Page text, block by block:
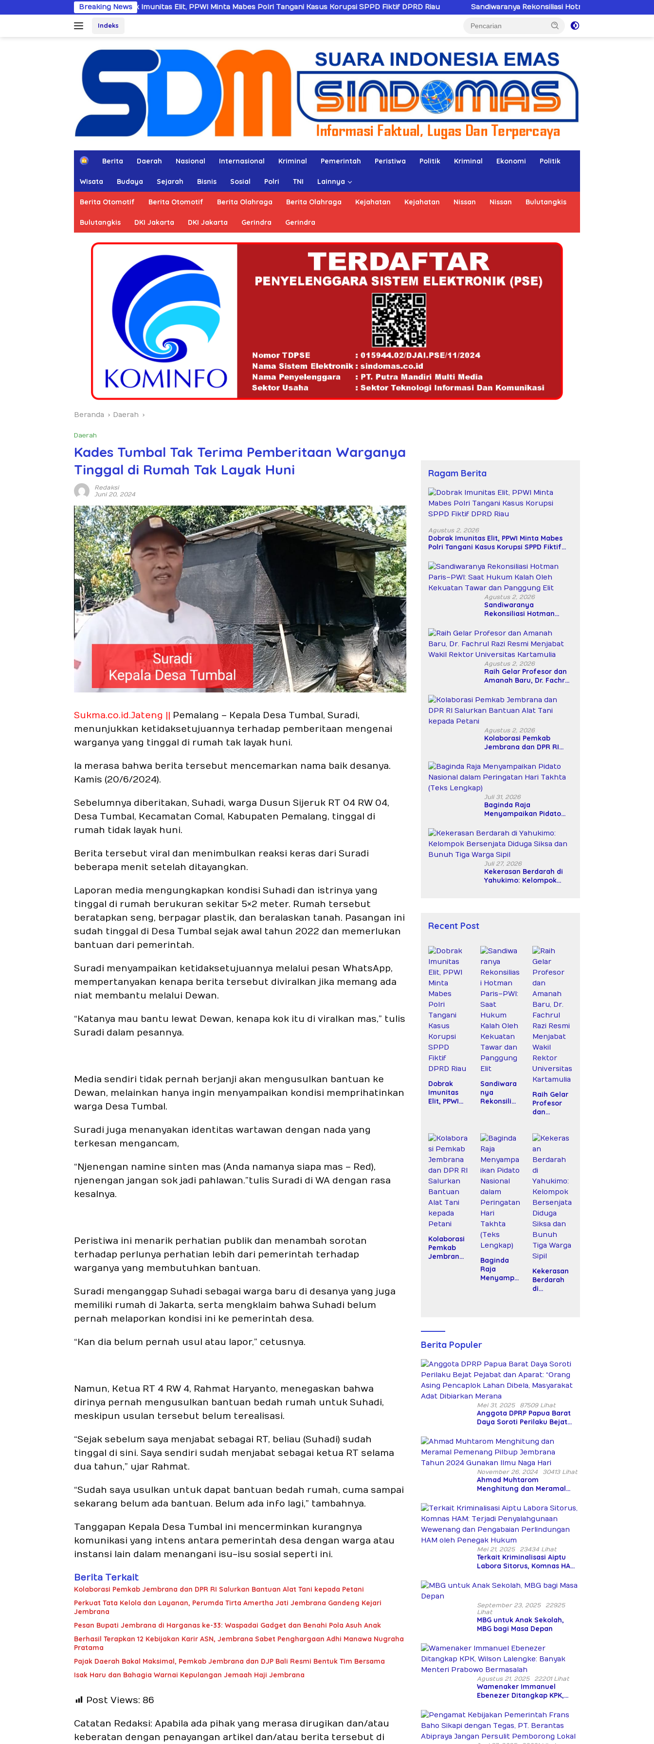
ke
Breaking News
Dobrak Imunitas Elit, PPWI Minta Mabes Polri Tangani Kasus Korupsi SPPD Fiktif DPRD Riau Sandiwaranya Rekonsiliasi Hotman Paris–PWI: Saat Hukum Kalah Oleh
Indeks
H
e
Berita Daerah Nasional Internasional Kriminal Pemerintah Peristiwa Politik Kriminal Ekonomi Politik
Wisata Budaya Sejarah Bisnis Sosial Polri TNI Lainnya
Berita Otomotif Berita Otomotif Berita Olahraga Berita Olahraga Kejahatan Kejahatan Nissan Nissan Bulutangkis
Bulutangkis DKI Jakarta DKI Jakarta Gerindra Gerindra
Beranda Daerah
Daerah
Kades Tumbal Tak Terima Pemberitaan Warganya
Tinggal di Rumah Tak Layak Huni
Redaksi
Juni 20, 2024
Sukma.co.id.Jateng || Pemalang – Kepala Desa Tumbal, Suradi,
menunjukkan ketidaksetujuannya terhadap pemberitaan mengenai
warganya yang tinggal di rumah tak layak huni.
Ia merasa bahwa berita tersebut mencemarkan nama baik desanya.
Kamis (20/6/2024).
Sebelumnya diberitakan, Suhadi, warga Dusun Sijeruk RT 04 RW 04,
Desa Tumbal, Kecamatan Comal, Kabupaten Pemalang, tinggal di
rumah tidak layak huni.
Berita tersebut viral dan menimbulkan reaksi keras dari Suradi
beberapa menit setelah ditayangkan.
Laporan media mengungkapkan kondisi Suhadi dan istrinya yang
tinggal di rumah berukuran sekitar 5×2 meter. Rumah tersebut
beratapkan seng, berpagar plastik, dan beralaskan tanah. Pasangan ini
sudah tinggal di Desa Tumbal sejak awal tahun 2022 dan memerlukan
bantuan dari pemerintah.
Suradi menyampaikan ketidaksetujuannya melalui pesan WhatsApp,
mempertanyakan kenapa berita tersebut diviralkan jika memang ada
niat membantu melalui Dewan.
“Katanya mau bantu lewat Dewan, kenapa kok itu di viralkan mas,” tulis
Suradi dalam pesannya.
Media sendiri tidak pernah berjanji akan mengusulkan bantuan ke
Dewan, melainkan hanya ingin menyampaikan kondisi memprihatinkan
warga Desa Tumbal.
Suradi juga menanyakan identitas wartawan dengan nada yang
terkesan mengancam,
“Njenengan namine sinten mas (Anda namanya siapa mas – Red),
njenengan jangan sok jadi pahlawan.”tulis Suradi di WA dengan rasa
kesalnya.
Peristiwa ini menarik perhatian publik dan menambah sorotan
terhadap perlunya perhatian lebih dari pemerintah terhadap
warganya yang membutuhkan bantuan.
Suradi menganggap Suhadi sebagai warga baru di desanya yang juga
memiliki rumah di Jakarta, serta mengklaim bahwa Suhadi belum
pernah melaporkan kondisi ini ke pemerintah desa.
“Kan dia belum pernah usul atau lapor,” cetusnya.
Namun, Ketua RT 4 RW 4, Rahmat Haryanto, menegaskan bahwa
dirinya pernah mengusulkan bantuan bedah rumah untuk Suhadi,
meskipun usulan tersebut belum terealisasi.
“Sejak sebelum saya menjabat sebagai RT, beliau (Suhadi) sudah
tinggal di sini. Saya sendiri sudah menjabat sebagai ketua RT selama
dua tahun,” ujar Rahmat.
“Sudah saya usulkan untuk dapat bantuan bedah rumah, cuma sampai
sekarang belum ada bantuan. Belum ada info lagi,” tambahnya.
Tanggapan Kepala Desa Tumbal ini mencerminkan kurangnya
komunikasi yang intens antara pemerintah desa dengan warga atau
instansi lain dalam menangani isu-isu sosial seperti ini.
Berita Terkait
Kolaborasi Pemkab Jembrana dan DPR RI Salurkan Bantuan Alat Tani kepada Petani
Perkuat Tata Kelola dan Layanan, Perumda Tirta Amertha Jati Jembrana Gandeng Kejari
Jembrana
Pesan Bupati Jembrana di Harganas ke-33: Waspadai Gadget dan Benahi Pola Asuh Anak
Berhasil Terapkan 12 Kebijakan Karir ASN, Jembrana Sabet Penghargaan Adhi Manawa Nugraha
Pratama
Pajak Daerah Bakal Maksimal, Pemkab Jembrana dan DJP Bali Resmi Bentuk Tim Bersama
Isak Haru dan Bahagia Warnai Kepulangan Jemaah Haji Jembrana
Post Views: 86
Catatan Redaksi: Apabila ada pihak yang merasa dirugikan dan/atau
keberatan dengan penayangan artikel dan/atau berita tersebut di
Ragam Berita
Agustus 2, 2026
Dobrak Imunitas Elit, PPWI Minta Mabes
Polri Tangani Kasus Korupsi SPPD Fiktif
Agustus 2, 2026
Sandiwaranya
Rekonsiliasi Hotman
Kalah Oleh Kekuatan
Tawar dan Panggung Elit
Agustus 2, 2026
Raih Gelar Profesor dan
Amanah Baru, Dr. Fachrul
Wakil Rektor Universitas
Kartamulia
Agustus 2, 2026
Kolaborasi Pemkab
Jembrana dan DPR RI
Tani kepada Petani
Juli 31, 2026
Baginda Raja
Menyampaikan Pidato
Peringatan Hari Takhta
(Teks Lengkap)
Juli 27, 2026
Kekerasan Berdarah di
Yahukimo: Kelompok
Recent Post
Dobrak
Imunitas
Elit, PPWI
Kasus
Korupsi
SPPD Fiktif
DPRD Riau
Sandiwara
nya
Rekonsilias
Hukum
Kalah Oleh
Kekuatan
Tawar dan
Panggung
Elit
Raih Gelar
Profesor
dan
Fachrul
Razi Resmi
Menjabat
Wakil
Rektor
Universitas
Kartamulia
Kolaborasi
Pemkab
Jembrana
Baginda
Raja
Menyampa
Kekerasan
Berdarah
di
Berita Populer
Mei 31, 2025 87509 Lihat
Anggota DPRP Papua Barat
Daya Soroti Perilaku Bejat
Asing Pencaplok Lahan
Dibela, Masyarakat Adat
Dibiarkan Merana
November 26, 2024 30413 Lihat
Ahmad Muhtarom
Menghitung dan Meramal
Tahun 2024 Gunakan Ilmu
Naga Hari
Mei 21, 2025 23434 Lihat
Terkait Kriminalisasi Aiptu
Labora Sitorus, Komnas HAM:
Wewenang dan Pengabaian
Penegak Hukum
September 23, 2025
22925
Lihat
MBG untuk Anak Sekolah,
MBG bagi Masa Depan
Agustus 21, 2025 22201 Lihat
Wamenaker Immanuel
Ebenezer Ditangkap KPK,
Menteri Prabowo Bermasalah